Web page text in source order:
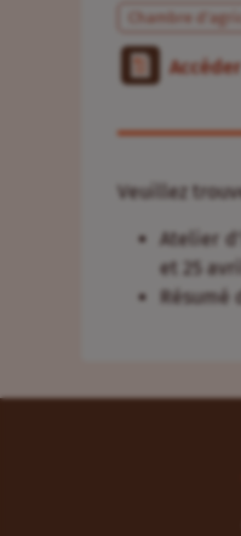
Chambre
Veuillez
Atelier
et 25
Résumé